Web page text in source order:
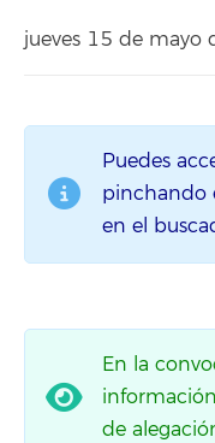
jueves 15 de mayo
Puedes
pinchando
en el
En la
de